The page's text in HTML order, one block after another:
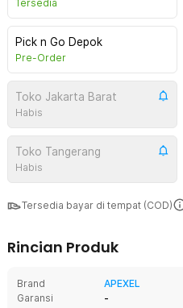
Tersedia
Pick n Go Depok
Pre-Order
Toko Jakarta Barat
Habis
Toko Tangerang
Habis
Tersedia bayar di tempat (COD)
Rincian Produk
Brand
APEXEL
Garansi
-